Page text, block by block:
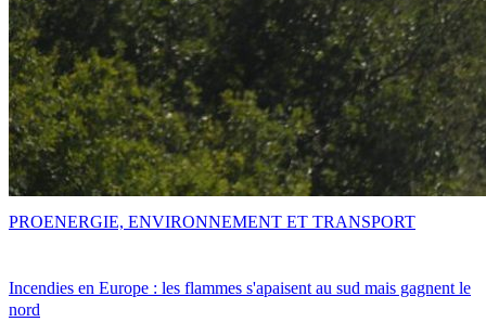
Incendies en Europe : les flammes s'apaisent au sud mais gagnent le
nord
PROENERGIE, ENVIRONNEMENT ET TRANSPORT